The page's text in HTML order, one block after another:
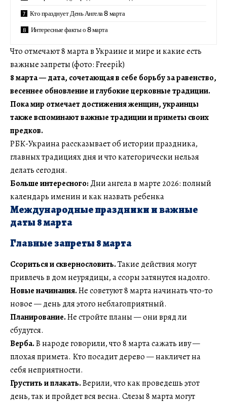
Кто празднует День Ангела 8 марта
Интересные факты о 8 марта
Что отмечают 8 марта в Украине и мире и какие есть
важные запреты (фото: Freepik)
8 марта — дата, сочетающая в себе борьбу за равенство,
весеннее обновление и глубокие церковные традиции.
Пока мир отмечает достижения женщин, украинцы
также вспоминают важные традиции и приметы своих
предков.
РБК-Украина рассказывает об истории праздника,
главных традициях дня и что категорически нельзя
делать сегодня.
Больше интересного: Дни ангела в марте 2026: полный
календарь именин и как назвать ребенка
Международные праздники и важные
даты 8 марта
Главные запреты 8 марта
Ссориться и сквернословить.Такие действия могут
привлечь в дом неурядицы, а ссоры затянутся надолго.
Новые начинания.Не советуют 8 марта начинать что-то
новое — день для этого неблагоприятный.
Планирование.Не стройте планы — они вряд ли
сбудутся.
Верба.В народе говорили, что 8 марта сажать иву —
плохая примета. Кто посадит дерево — накличет на
себя неприятности.
Грустить и плакать.Верили, что как проведешь этот
день, так и пройдет вся весна. Слезы 8 марта могут